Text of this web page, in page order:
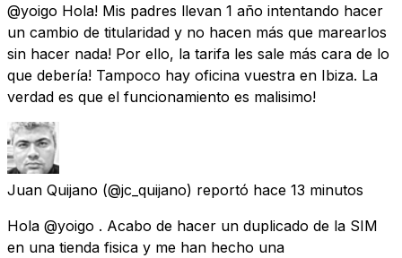
@yoigo Hola! Mis padres llevan 1 año intentando hacer
un cambio de titularidad y no hacen más que marearlos
sin hacer nada! Por ello, la tarifa les sale más cara de lo
que debería! Tampoco hay oficina vuestra en Ibiza. La
verdad es que el funcionamiento es malisimo!
Juan Quijano (@jc_quijano) reportó hace 13 minutos
Hola @yoigo . Acabo de hacer un duplicado de la SIM
en una tienda fisica y me han hecho una